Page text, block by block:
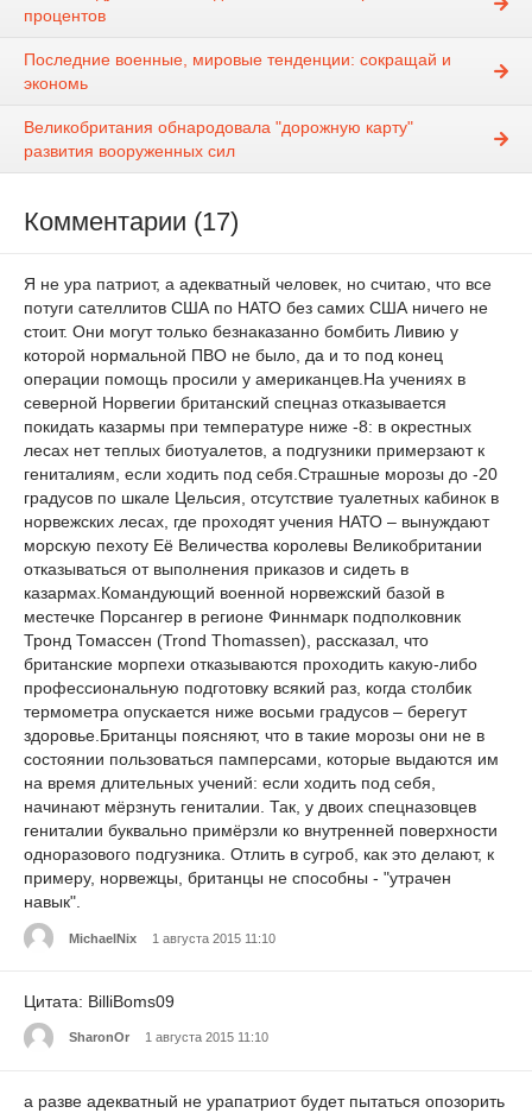
процентов
Последние военные, мировые тенденции: сокращай и
экономь
Великобритания обнародовала "дорожную карту"
развития вооруженных сил
Комментарии (17)
Я не ура патриот, а адекватный человек, но считаю, что все
потуги сателлитов США по НАТО без самих США ничего не
стоит. Они могут только безнаказанно бомбить Ливию у
которой нормальной ПВО не было, да и то под конец
операции помощь просили у американцев.На учениях в
северной Норвегии британский спецназ отказывается
покидать казармы при температуре ниже -8: в окрестных
лесах нет теплых биотуалетов, а подгузники примерзают к
гениталиям, если ходить под себя.Страшные морозы до -20
градусов по шкале Цельсия, отсутствие туалетных кабинок в
норвежских лесах, где проходят учения НАТО – вынуждают
морскую пехоту Её Величества королевы Великобритании
отказываться от выполнения приказов и сидеть в
казармах.Командующий военной норвежский базой в
местечке Порсангер в регионе Финнмарк подполковник
Тронд Томассен (Trond Thomassen), рассказал, что
британские морпехи отказываются проходить какую-либо
профессиональную подготовку всякий раз, когда столбик
термометра опускается ниже восьми градусов – берегут
здоровье.Британцы поясняют, что в такие морозы они не в
состоянии пользоваться памперсами, которые выдаются им
на время длительных учений: если ходить под себя,
начинают мёрзнуть гениталии. Так, у двоих спецназовцев
гениталии буквально примёрзли ко внутренней поверхности
одноразового подгузника. Отлить в сугроб, как это делают, к
примеру, норвежцы, британцы не способны - "утрачен
навык".
MichaelNix 1 августа 2015 11:10
Цитата: BilliBoms09
SharonOr 1 августа 2015 11:10
а разве адекватный не урапатриот будет пытаться опозорить